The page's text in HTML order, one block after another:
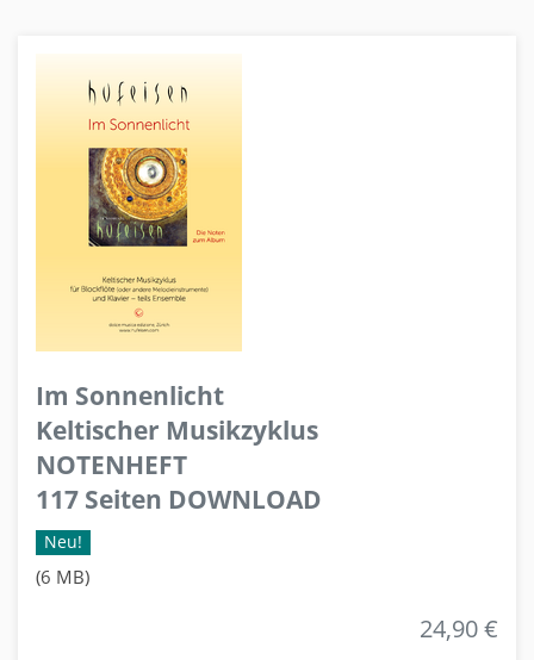
Im Sonnenlicht
Keltischer Musikzyklus
NOTENHEFT
117 Seiten DOWNLOAD
Neu!
(6 MB)
24,90 €